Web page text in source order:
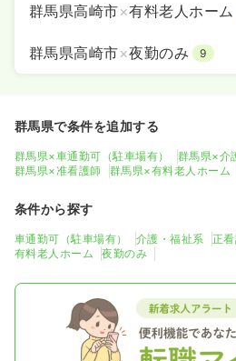
群馬県高崎市×有料老人ホーム
群馬県高崎市×夜勤のみ 9
群馬県で条件を追加する
群馬県×車通勤可（駐車場有） 群馬県×介
群馬県×准看護師
群馬県×有料老人ホーム
条件から探す
車通勤可（駐車場有） 介護・福祉系 正
有料老人ホーム
夜勤のみ